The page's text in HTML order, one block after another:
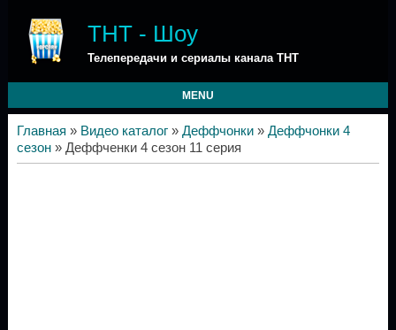
ТНТ - Шоу
Телепередачи и сериалы канала ТНТ
MENU
Главная » Видео каталог» Деффчонки» Деффчонки 4
сезон» Деффченки 4 сезон 11 серия